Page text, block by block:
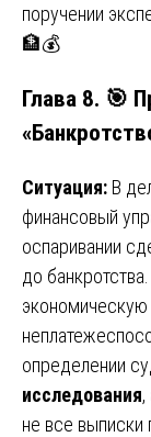
поручении
🏦💰
Глава 8. 🎯
Ситуация: В
финансовый
оспаривании
до
экономическую
определении
исследования
не все выписки